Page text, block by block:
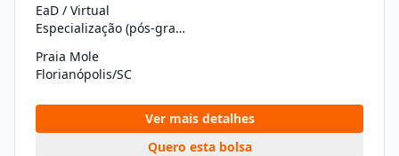
EaD / Virtual
Especialização (pós-graduação)
Praia Mole
Florianópolis/SC
Ver mais detalhes
Quero esta bolsa